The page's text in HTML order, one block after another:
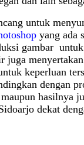
untuk
yang ada
gambar untuk
juga menyertakan
keperluan
dengan
hasilnya
dekat